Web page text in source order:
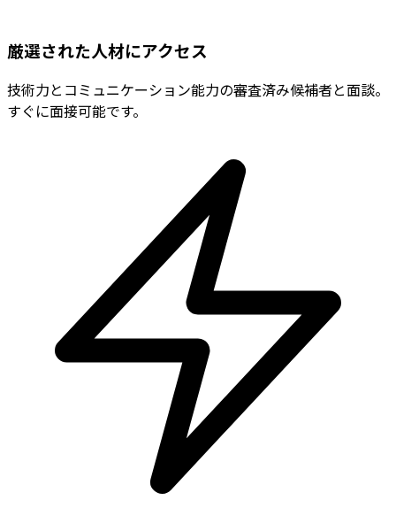
厳選された人材にアクセス
技術力とコミュニケーション能力の審査済み候補者と面談。
すぐに面接可能です。